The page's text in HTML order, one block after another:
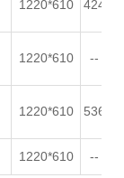
1220*610 424
1220*610 --
1220*610 536
1220*610 --